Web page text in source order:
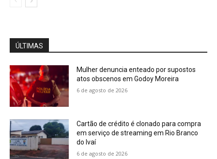
ÚLTIMAS
Mulher denuncia enteado por supostos
atos obscenos em Godoy Moreira
6 de agosto de 2026
Cartão de crédito é clonado para compra
em serviço de streaming em Rio Branco
do Ivaí
6 de agosto de 2026